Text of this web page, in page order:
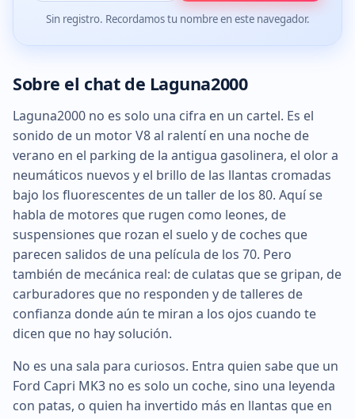
Sin registro. Recordamos tu nombre en este navegador.
Sobre el chat de Laguna2000
Laguna2000 no es solo una cifra en un cartel. Es el
sonido de un motor V8 al ralentí en una noche de
verano en el parking de la antigua gasolinera, el olor a
neumáticos nuevos y el brillo de las llantas cromadas
bajo los fluorescentes de un taller de los 80. Aquí se
habla de motores que rugen como leones, de
suspensiones que rozan el suelo y de coches que
parecen salidos de una película de los 70. Pero
también de mecánica real: de culatas que se gripan, de
carburadores que no responden y de talleres de
confianza donde aún te miran a los ojos cuando te
dicen que no hay solución.
No es una sala para curiosos. Entra quien sabe que un
Ford Capri MK3 no es solo un coche, sino una leyenda
con patas, o quien ha invertido más en llantas que en